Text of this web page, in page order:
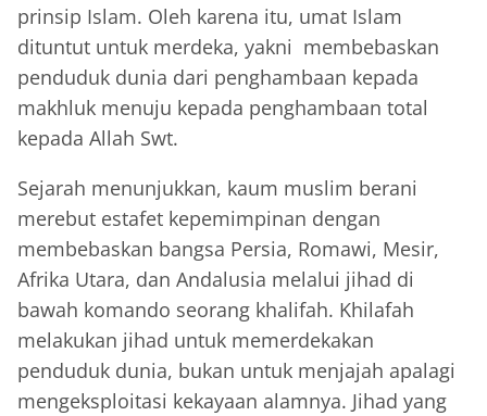
prinsip Islam. Oleh karena itu, umat Islam
dituntut untuk merdeka, yakni membebaskan
penduduk dunia dari penghambaan kepada
makhluk menuju kepada penghambaan total
kepada Allah Swt.
Sejarah menunjukkan, kaum muslim berani
merebut estafet kepemimpinan dengan
membebaskan bangsa Persia, Romawi, Mesir,
Afrika Utara, dan Andalusia melalui jihad di
bawah komando seorang khalifah. Khilafah
melakukan jihad untuk memerdekakan
penduduk dunia, bukan untuk menjajah apalagi
mengeksploitasi kekayaan alamnya. Jihad yang